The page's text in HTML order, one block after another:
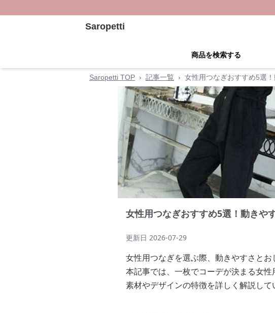
Saropetti
商品を検索する
Saropetti TOP › 記事一覧 › 女性用つなぎおすすめ5選
女性用つなぎおすすめ5選！動きや
更新日 2026-07-29
女性用つなぎを選ぶ際、動きやすさと
本記事では、一枚でコーデが決まる女性
素材やデザインの特徴を詳しく解説し